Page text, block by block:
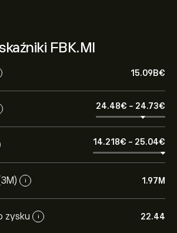
FBK.MI
15.09B‎€‎
24.48‎€‎ - 24.73‎€‎
14.218‎€‎ - 25.04‎€‎
i 1.97M
zysku i 22.44